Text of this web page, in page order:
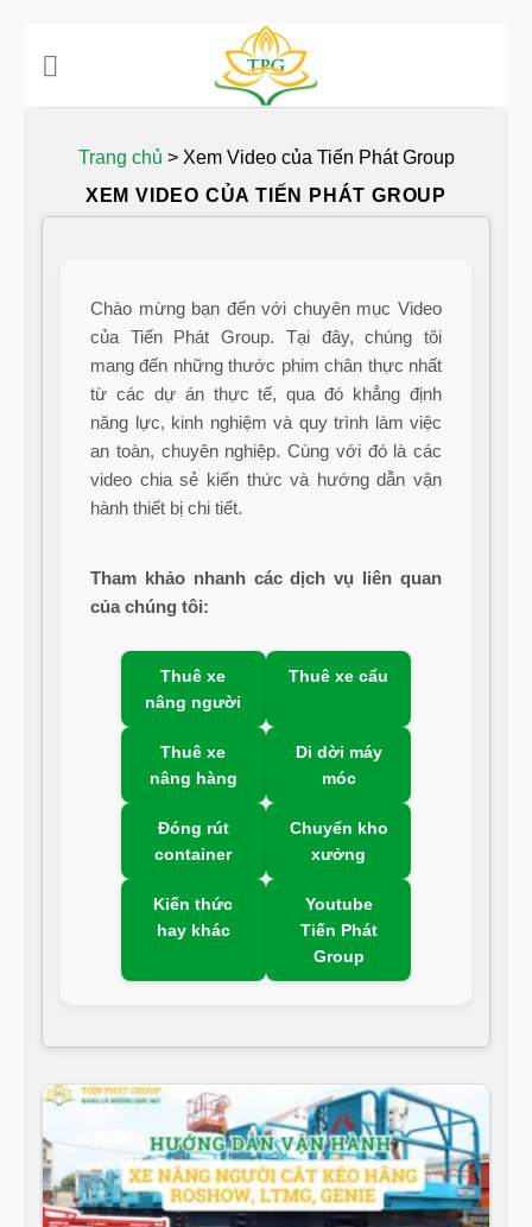
Trang chủ > Xem Video của Tiến Phát Group
XEM VIDEO CỦA TIẾN PHÁT GROUP
Chào mừng bạn đến với chuyên mục Video
của Tiến Phát Group. Tại đây, chúng tôi
mang đến những thước phim chân thực nhất
từ các dự án thực tế, qua đó khẳng định
năng lực, kinh nghiệm và quy trình làm việc
an toàn, chuyên nghiệp. Cùng với đó là các
video chia sẻ kiến thức và hướng dẫn vận
hành thiết bị chi tiết.
Tham khảo nhanh các dịch vụ liên quan
của chúng tôi:
Thuê xe
nâng người
Thuê xe cẩu
Thuê xe
nâng hàng
Di dời máy
móc
Đóng rút
container
Chuyển kho
xưởng
Kiến thức
hay khác
Youtube
Tiến Phát
Group